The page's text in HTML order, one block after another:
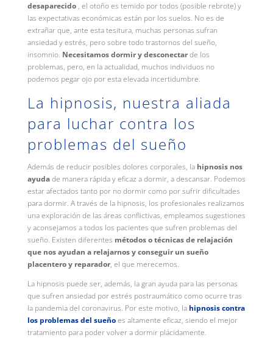
desaparecido , el otoño es temido por todos (posible rebrote) y
las expectativas económicas están por los suelos. No es de
extrañar que, ante esta tesitura, muchas personas sufran
ansiedad y estrés, pero sobre todo trastornos del sueño,
insomnio. Necesitamos dormir y desconectarde los
problemas, pero, en la actualidad, muchos individuos no
podemos pegar ojo por esta elevada incertidumbre.
La hipnosis, nuestra aliada
para luchar contra los
problemas del sueño
Además de reducir posibles dolores corporales, la hipnosis nos
ayudade manera rápida y eficaz a dormir, a descansar. Podemos
estar afectados tanto por no dormir como por sufrir dificultades
para dormir. A través de la hipnosis, los profesionales realizamos
una exploración de las áreas conflictivas, empleamos sugestiones
y aconsejamos a todos los pacientes que sufren problemas del
sueño. Existen diferentes métodos o técnicas de relajación
que nos ayudan a relajarnos y conseguir un sueño
placentero y reparador, el que merecemos.
La hipnosis puede ser, además, la gran ayuda para las personas
que sufren ansiedad por estrés postraumático como ocurre tras
la pandemia del coronavirus. Por este motivo, la hipnosis contra
los problemas del sueñoes altamente eficaz, siendo el mejor
tratamiento para poder volver a dormir plácidamente.